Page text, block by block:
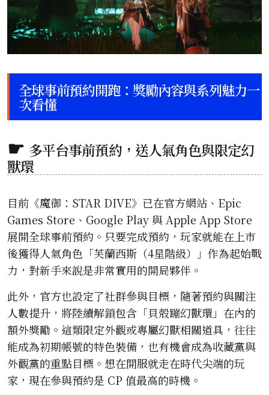
全球事前預約開跑：獎勵內容與系列魅力一
次看懂
多平台事前預約，送人氣角色與限定幻
獸環
目前《魔御：STAR DIVE》已在官方網站、Epic
Games Store、Google Play 與 Apple App Store
展開全球事前預約。只要完成預約，玩家就能在上市
後獲得人氣角色「芙蘭西斯（4星階級）」作為起始戰
力，對新手來說是非常實用的開局夥伴。
此外，官方也設定了社群參與目標，隨著預約與關注
人數提升，將陸續解鎖包含「貝殼蹦幻獸環」在內的
額外獎勵。這類限定外觀或專屬幻獸相關道具，往往
能成為初期帳號的特色裝備，也有機會成為收藏黨與
外觀黨的重點目標。想在開服就走在時代尖端的玩
家，現在參與預約是 CP 值最高的時機。